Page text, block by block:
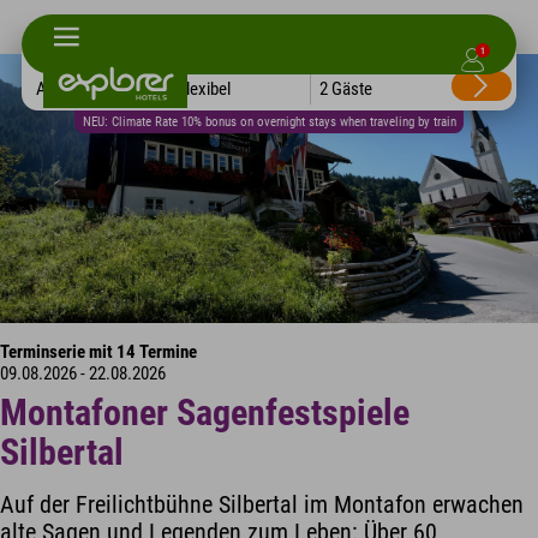
1
NEU: Climate Rate 10% bonus on overnight stays when traveling by train
Alle Hotels Flexibel 2 Gäste
Terminserie mit 14 Termine
09.08.2026 - 22.08.2026
Montafoner Sagenfestspiele
Silbertal
Auf der Freilichtbühne Silbertal im Montafon erwachen